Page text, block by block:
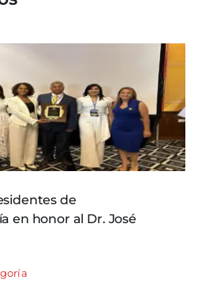
de
en honor al Dr. José